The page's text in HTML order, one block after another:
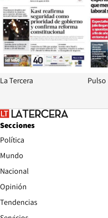
La Tercera Pulso
Secciones
Política
Mundo
Nacional
Opinión
Tendencias